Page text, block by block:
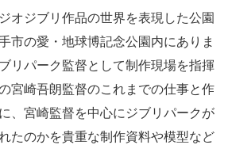
オジブリ作品の世界を表現した公園
市の愛・地球博記念公園内にありま
リパーク監督として制作現場を指揮
宮崎吾朗監督のこれまでの仕事と作
、宮崎監督を中心にジブリパークが
たのかを貴重な制作資料や模型など